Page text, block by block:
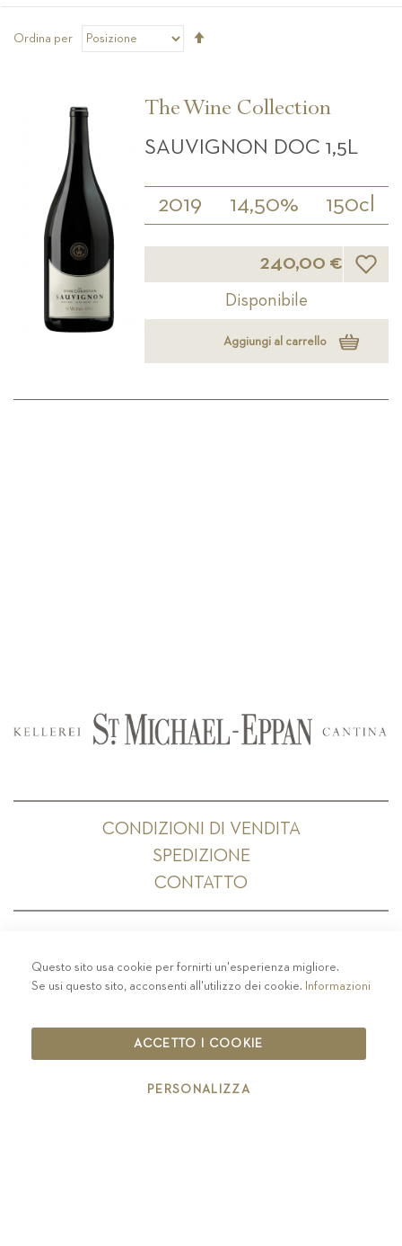
Ordina per
The Wine Collection
SAUVIGNON DOC 1,5L
2019 14,50% 150cl
240,00 € Lista
Disponibile
Aggiungi al carrello
CONDIZIONI DI VENDITA
SPEDIZIONE
CONTATTO
PRIVACY-COLOPHON - COOKIE POLICY
CODICE ETICO
IT00126670215
Questo sito usa cookie per fornirti un'esperienza migliore.
Se usi questo sito, acconsenti all'utilizzo dei cookie. Informazioni
ACCETTO I COOKIE
PERSONALIZZA